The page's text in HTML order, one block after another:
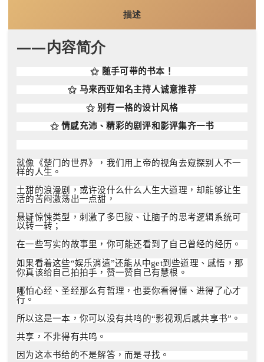
描述
——内容简介
⚝ 随手可带的书本！
⚝ 马来西亚知名主持人诚意推荐
⚝别有一格的设计风格
⚝情感充沛、精彩的剧评和影评集齐一书
就像《楚门的世界》，我们用上帝的视角去窥探别人不一
样的人生。
土甜的浪漫剧，或许没什么什么人生大道理，却能够让生
活的苦闷激荡出一点甜，
悬疑惊悚类型，刺激了多巴胺、让脑子的思考逻辑系统可
以转一转；
在一些写实的故事里，你可能还看到了自己曾经的经历。
如果看着这些“娱乐消遣”还能从中get到些道理、感悟，那
你真该给自己拍拍手，赞一赞自己有慧根。
哪怕心经、圣经那么有哲理，也要你看得懂、进得了心才
行。
所以这是一本，你可以没有共鸣的“影视观后感共享书” 。
共享，不非得有共鸣。
因为这本书给的不是解答，而是寻找。